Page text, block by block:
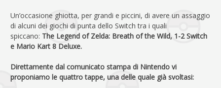
Un’occasione ghiotta, per grandi e piccini, di avere un assaggio
di alcuni dei giochi di punta dello Switch tra i quali
spiccano: The Legend of Zelda: Breath of the Wild, 1-2 Switch
e Mario Kart 8 Deluxe.
Direttamente dal comunicato stampa di Nintendo vi
proponiamo le quattro tappe, una delle quale già svoltasi: